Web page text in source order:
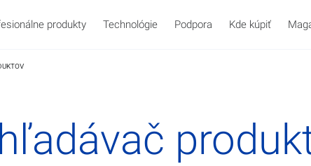
produkty Technológie Podpora Kde kúpiť